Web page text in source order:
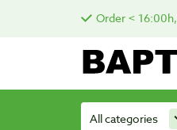
Order <
All categories